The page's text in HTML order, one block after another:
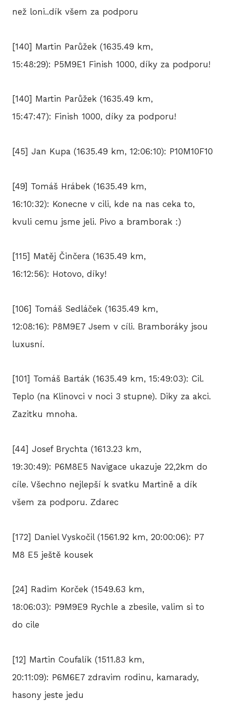
než loni..dík všem za podporu
[140] Martin Parůžek (1635.49 km,
15:48:29): P5M9E1 Finish 1000, díky za podporu!
[140] Martin Parůžek (1635.49 km,
15:47:47): Finish 1000, díky za podporu!
[45] Jan Kupa (1635.49 km, 12:06:10): P10M10F10
[49] Tomáš Hrábek (1635.49 km,
16:10:32): Konecne v cili, kde na nas ceka to,
kvuli cemu jsme jeli. Pivo a bramborak :)
[115] Matěj Činčera (1635.49 km,
16:12:56): Hotovo, díky!
[106] Tomáš Sedláček (1635.49 km,
12:08:16): P8M9E7 Jsem v cíli. Bramboráky jsou
luxusní.
[101] Tomáš Barták (1635.49 km, 15:49:03): Cil.
Teplo (na Klinovci v noci 3 stupne). Diky za akci.
Zazitku mnoha.
[44] Josef Brychta (1613.23 km,
19:30:49): P6M8E5 Navigace ukazuje 22,2km do
cíle. Všechno nejlepší k svatku Martině a dík
všem za podporu. Zdarec
[172] Daniel Vyskočil (1561.92 km, 20:00:06): P7
M8 E5 ještě kousek
[24] Radim Korček (1549.63 km,
18:06:03): P9M9E9 Rychle a zbesile, valim si to
do cile
[12] Martin Coufalík (1511.83 km,
20:11:09): P6M6E7 zdravim rodinu, kamarady,
hasony jeste jedu